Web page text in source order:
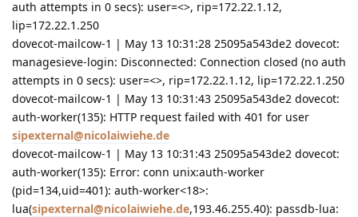
auth attempts in 0 secs): user=<>, rip=172.22.1.12,
lip=172.22.1.250
dovecot-mailcow-1 | May 13 10:31:28 25095a543de2 dovecot:
managesieve-login: Disconnected: Connection closed (no auth
attempts in 0 secs): user=<>, rip=172.22.1.12, lip=172.22.1.250
dovecot-mailcow-1 | May 13 10:31:43 25095a543de2 dovecot:
auth-worker(135): HTTP request failed with 401 for user
sipexternal@nicolaiwiehe.de
dovecot-mailcow-1 | May 13 10:31:43 25095a543de2 dovecot:
auth-worker(135): Error: conn unix:auth-worker
(pid=134,uid=401): auth-worker<18>:
lua(sipexternal@nicolaiwiehe.de,193.46.255.40): passdb-lua: